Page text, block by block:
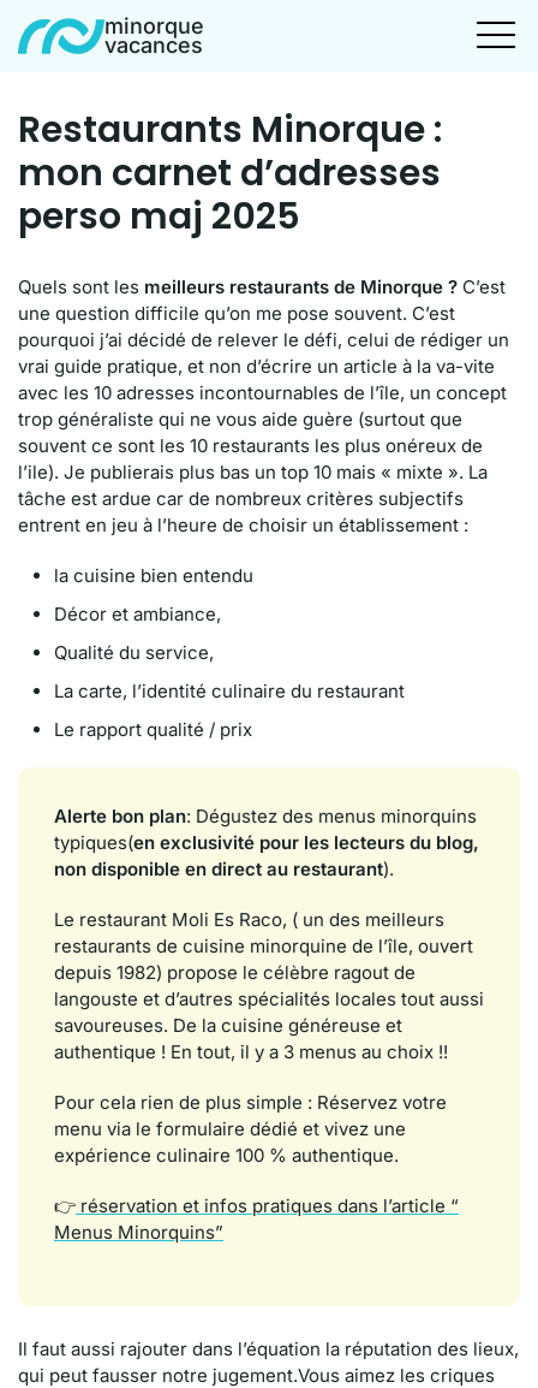
minorque
vacances
Restaurants Minorque :
mon carnet d’adresses
perso maj 2025
Quels sont les meilleurs restaurants de Minorque ? C’est
une question difficile qu’on me pose souvent. C’est
pourquoi j’ai décidé de relever le défi, celui de rédiger un
vrai guide pratique, et non d’écrire un article à la va-vite
avec les 10 adresses incontournables de l’île, un concept
trop généraliste qui ne vous aide guère (surtout que
souvent ce sont les 10 restaurants les plus onéreux de
l’ile). Je publierais plus bas un top 10 mais « mixte ». La
tâche est ardue car de nombreux critères subjectifs
entrent en jeu à l’heure de choisir un établissement :
la cuisine bien entendu
Décor et ambiance,
Qualité du service,
La carte, l’identité culinaire du restaurant
Le rapport qualité / prix
Alerte bon plan: Dégustez des menus minorquins
typiques(en exclusivité pour les lecteurs du blog,
non disponible en direct au restaurant).
Le restaurant Moli Es Raco, ( un des meilleurs
restaurants de cuisine minorquine de l’île, ouvert
depuis 1982) propose le célèbre ragout de
langouste et d’autres spécialités locales tout aussi
savoureuses. De la cuisine généreuse et
authentique ! En tout, il y a 3 menus au choix !!
Pour cela rien de plus simple : Réservez votre
menu via le formulaire dédié et vivez une
expérience culinaire 100 % authentique.
👉 réservation et infos pratiques dans l’article “
Menus Minorquins”
Il faut aussi rajouter dans l’équation la réputation des lieux,
qui peut fausser notre jugement.Vous aimez les criques